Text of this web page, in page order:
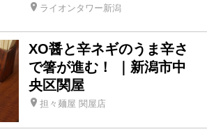
ライオンタワー新潟
XO醤と辛ネギのうま辛さ
で箸が進む！ ｜新潟市中
央区関屋
担々麺屋 関屋店